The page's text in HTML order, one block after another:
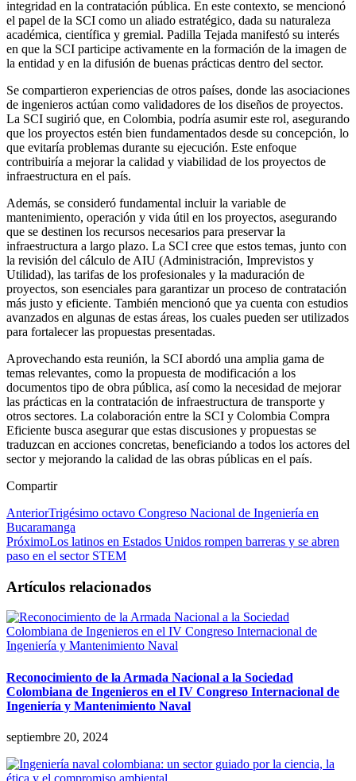
integridad en la contratación pública. En este contexto, se mencionó
el papel de la SCI como un aliado estratégico, dada su naturaleza
académica, científica y gremial. Padilla Tejada manifestó su interés
en que la SCI participe activamente en la formación de la imagen de
la entidad y en la difusión de buenas prácticas dentro del sector.
Se compartieron experiencias de otros países, donde las asociaciones
de ingenieros actúan como validadores de los diseños de proyectos.
La SCI sugirió que, en Colombia, podría asumir este rol, asegurando
que los proyectos estén bien fundamentados desde su concepción, lo
que evitaría problemas durante su ejecución. Este enfoque
contribuiría a mejorar la calidad y viabilidad de los proyectos de
infraestructura en el país.
Además, se consideró fundamental incluir la variable de
mantenimiento, operación y vida útil en los proyectos, asegurando
que se destinen los recursos necesarios para preservar la
infraestructura a largo plazo. La SCI cree que estos temas, junto con
la revisión del cálculo de AIU (Administración, Imprevistos y
Utilidad), las tarifas de los profesionales y la maduración de
proyectos, son esenciales para garantizar un proceso de contratación
más justo y eficiente. También mencionó que ya cuenta con estudios
avanzados en algunas de estas áreas, los cuales pueden ser utilizados
para fortalecer las propuestas presentadas.
Aprovechando esta reunión, la SCI abordó una amplia gama de
temas relevantes, como la propuesta de modificación a los
documentos tipo de obra pública, así como la necesidad de mejorar
las prácticas en la contratación de infraestructura de transporte y
otros sectores. La colaboración entre la SCI y Colombia Compra
Eficiente busca asegurar que estas discusiones y propuestas se
traduzcan en acciones concretas, beneficiando a todos los actores del
sector y mejorando la calidad de las obras públicas en el país.
Compartir
AnteriorTrigésimo octavo Congreso Nacional de Ingeniería en
Bucaramanga
PróximoLos latinos en Estados Unidos rompen barreras y se abren
paso en el sector STEM
Artículos relacionados
Reconocimiento de la Armada Nacional a la Sociedad
Colombiana de Ingenieros en el IV Congreso Internacional de
Ingeniería y Mantenimiento Naval
septiembre 20, 2024